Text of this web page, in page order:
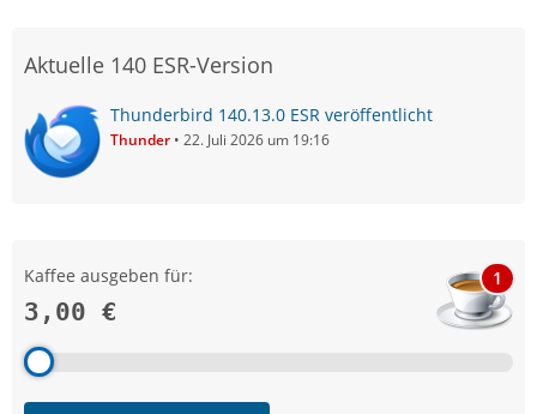
Aktuelle 140 ESR-Version
Thunderbird 140.13.0 ESR veröffentlicht
Thunder 22. Juli 2026 um 19:16
Kaffee ausgeben für:
3,00 €
1